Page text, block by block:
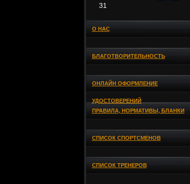
31
О НАС
БЛАГОТВОРИТЕЛЬНОСТЬ
ОНЛАЙН ОФОРМЛЕНИЕ
УДОСТОВЕРЕНИЙ
ПРАВИЛА, НОРМАТИВЫ, БЛАНКИ
СПИСОК СПОРТСМЕНОВ
СПИСОК ТРЕНЕРОВ